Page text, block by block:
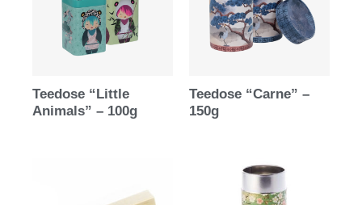
Teedose “Little
Animals” – 100g
Teedose “Carne” –
150g